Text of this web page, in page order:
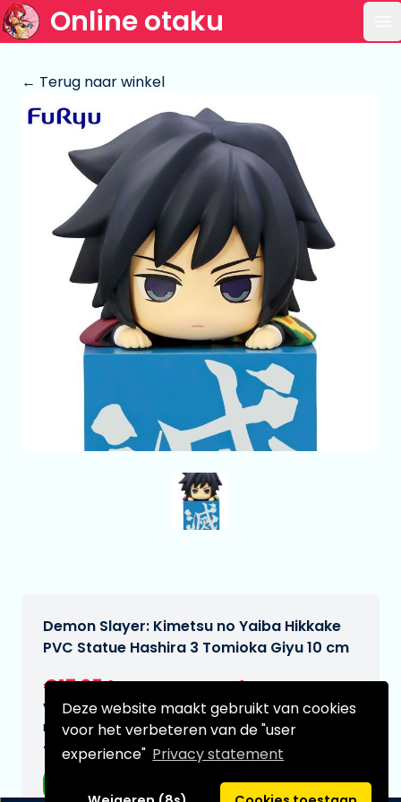
Deze website maakt gebruikt van cookies
voor het verbeteren van de "user
experience" Privacy statement
Online otaku
← Terug naar winkel
Demon Slayer: Kimetsu no Yaiba Hikkake
PVC Statue Hashira 3 Tomioka Giyu 10 cm
€17,95
Verwachtte leverdatum:
n.v.t.
Type: